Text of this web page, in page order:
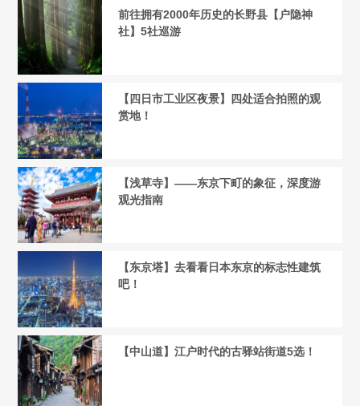
前往拥有2000年历史的长野县【户隐神
社】5社巡游
【四日市工业区夜景】四处适合拍照的观
赏地！
【浅草寺】——东京下町的象征，深度游
观光指南
【东京塔】去看看日本东京的标志性建筑
吧！
【中山道】江户时代的古驿站街道5选！